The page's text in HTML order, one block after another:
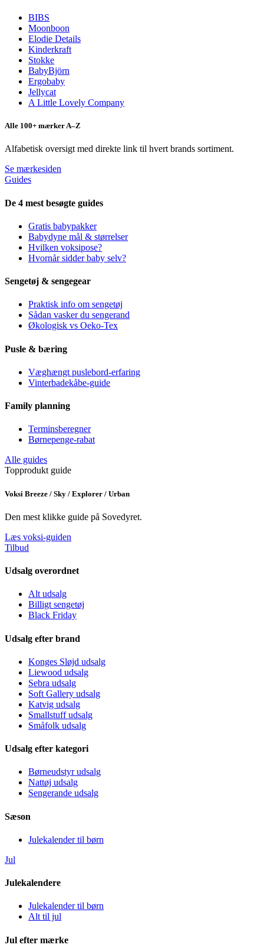
BIBS
Moonboon
Elodie Details
Kinderkraft
Stokke
BabyBjörn
Ergobaby
Jellycat
A Little Lovely Company
Alle 100+ mærker A–Z
Alfabetisk oversigt med direkte link til hvert brands sortiment.
Se mærkesiden
Guides
De 4 mest besøgte guides
Gratis babypakker
Babydyne mål & størrelser
Hvilken voksipose?
Hvornår sidder baby selv?
Sengetøj & sengegear
Praktisk info om sengetøj
Sådan vasker du sengerand
Økologisk vs Oeko-Tex
Pusle & bæring
Væghængt puslebord-erfaring
Vinterbadekåbe-guide
Family planning
Terminsberegner
Børnepenge-rabat
Alle guides
Topprodukt guide
Voksi Breeze / Sky / Explorer / Urban
Den mest klikke guide på Sovedyret.
Læs voksi-guiden
Tilbud
Udsalg overordnet
Alt udsalg
Billigt sengetøj
Black Friday
Udsalg efter brand
Konges Sløjd udsalg
Liewood udsalg
Sebra udsalg
Soft Gallery udsalg
Katvig udsalg
Smallstuff udsalg
Småfolk udsalg
Udsalg efter kategori
Børneudstyr udsalg
Nattøj udsalg
Sengerande udsalg
Sæson
Julekalender til børn
Jul
Julekalendere
Julekalender til børn
Alt til jul
Jul efter mærke